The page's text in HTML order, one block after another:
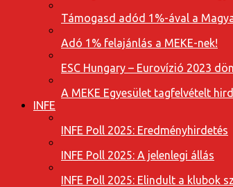
Támogasd adód 1%-ával a
Adó 1% felajánlás a MEKE-nek!
ESC Hungary – Eurovízió 2023
A MEKE Egyesület tagfelvételt
INFE
INFE Poll 2025: Eredményhirdetés
INFE Poll 2025: A jelenlegi állás
INFE Poll 2025: Elindult a klubok